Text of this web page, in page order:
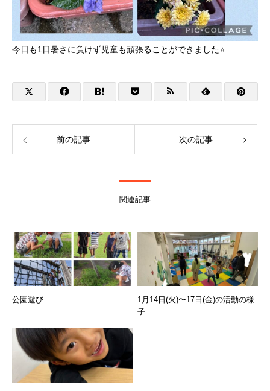
今日も1日暑さに負けず児童も頑張ることができました⭐️
前の記事 次の記事
関連記事
公園遊び
1月14日(火)〜17日(金)の活動の様
子